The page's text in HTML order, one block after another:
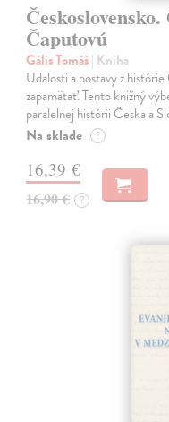
Čaputovú
Gális Tomáš| Kniha
Udalosti a postavy z
zapamätať. Tento knižný
paralelnej histórii Česka a
Na sklade ?
16,39 €
16,90 € ?